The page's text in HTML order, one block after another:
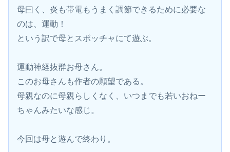
母曰く、炎も帯電もうまく調節できるために必要な
のは、運動！
という訳で母とスポッチャにて遊ぶ。
運動神経抜群お母さん。
このお母さんも作者の願望である。
母親なのに母親らしくなく、いつまでも若いおねー
ちゃんみたいな感じ。
今回は母と遊んで終わり。